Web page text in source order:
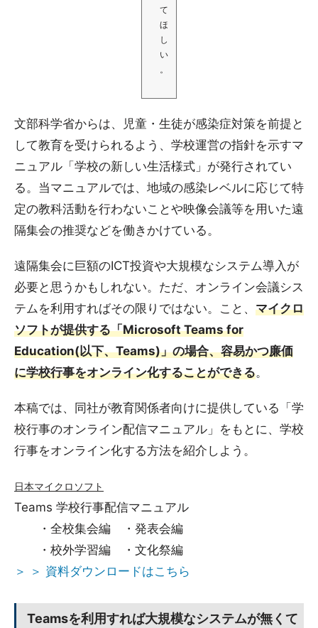
て
ほ
し
い
。
文部科学省からは、児童・生徒が感染症対策を前提と
して教育を受けられるよう、学校運営の指針を示すマ
ニュアル「学校の新しい生活様式」が発行されてい
る。当マニュアルでは、地域の感染レベルに応じて特
定の教科活動を行わないことや映像会議等を用いた遠
隔集会の推奨などを働きかけている。
遠隔集会に巨額のICT投資や大規模なシステム導入が
必要と思うかもしれない。ただ、オンライン会議シス
テムを利用すればその限りではない。こと、 マイクロ
ソフトが提供する「Microsoft Teams for
Education(以下、Teams)」の場合、容易かつ廉価
に学校行事をオンライン化することができる。
本稿では、同社が教育関係者向けに提供している「学
校行事のオンライン配信マニュアル」をもとに、学校
行事をオンライン化する方法を紹介しよう。
日本マイクロソフト
Teams 学校行事配信マニュアル
・全校集会編 ・発表会編
・校外学習編 ・文化祭編
＞ ＞ 資料ダウンロードはこちら
Teamsを利用すれば大規模なシステムが無くて